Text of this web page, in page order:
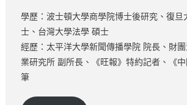
學歷：波士頓大學商學院博士後研究、復旦
士、台灣大學法學 碩士
經歷：太平洋大學新聞傳播學院 院長、財
業研究所 副所長、《旺報》特約記者、《
筆